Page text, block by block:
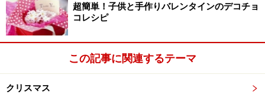
超簡単！子供と手作りバレンタインのデコチョ
コレシピ
この記事に関連するテーマ
クリスマス